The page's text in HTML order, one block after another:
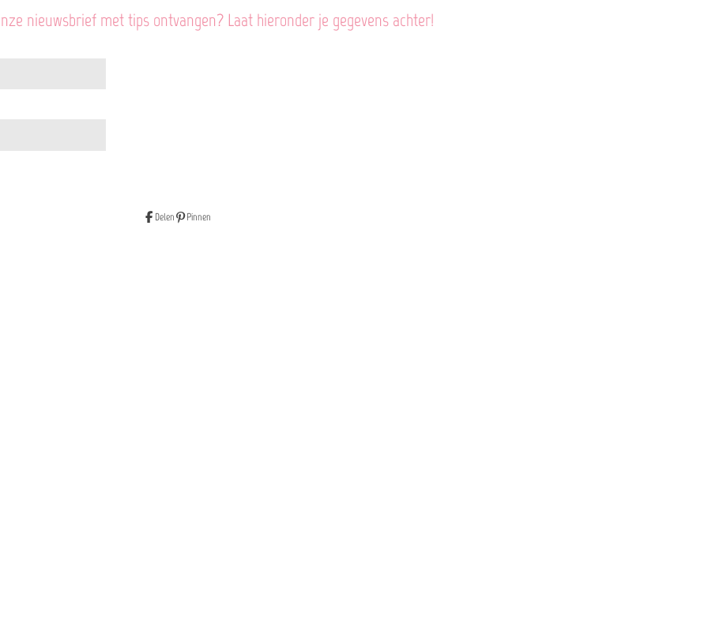
nieuwsbrief met tips ontvangen? Laat hieronder je gegevens achter!
Delen Pinnen